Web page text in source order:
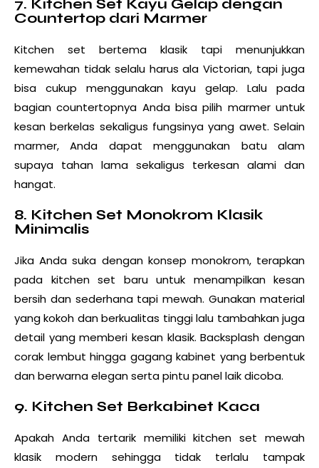
7. Kitchen Set Kayu Gelap dengan
Countertop dari Marmer
Kitchen set bertema klasik tapi menunjukkan
kemewahan tidak selalu harus ala Victorian, tapi juga
bisa cukup menggunakan kayu gelap. Lalu pada
bagian countertopnya Anda bisa pilih marmer untuk
kesan berkelas sekaligus fungsinya yang awet. Selain
marmer, Anda dapat menggunakan batu alam
supaya tahan lama sekaligus terkesan alami dan
hangat.
8. Kitchen Set Monokrom Klasik
Minimalis
Jika Anda suka dengan konsep monokrom, terapkan
pada kitchen set baru untuk menampilkan kesan
bersih dan sederhana tapi mewah. Gunakan material
yang kokoh dan berkualitas tinggi lalu tambahkan juga
detail yang memberi kesan klasik. Backsplash dengan
corak lembut hingga gagang kabinet yang berbentuk
dan berwarna elegan serta pintu panel laik dicoba.
9. Kitchen Set Berkabinet Kaca
Apakah Anda tertarik memiliki kitchen set mewah
klasik modern sehingga tidak terlalu tampak